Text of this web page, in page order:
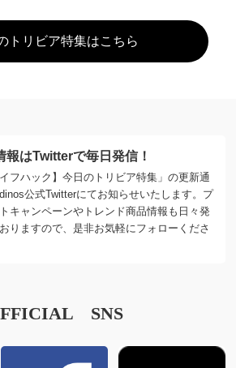
トリビア特集はこちら
報はTwitterで毎日発信！
イフハック】今日のトリビア特集」の更新通
公式Twitterにてお知らせいたします。プ
キャンペーンやトレンド商品情報も日々発
りますので、是非お気軽にフォローくださ
SNS